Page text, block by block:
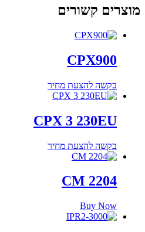
מוצרים קשורים
CPX900
בקשה להצעת מחיר
CPX 3 230EU
בקשה להצעת מחיר
CM 2204
Buy Now